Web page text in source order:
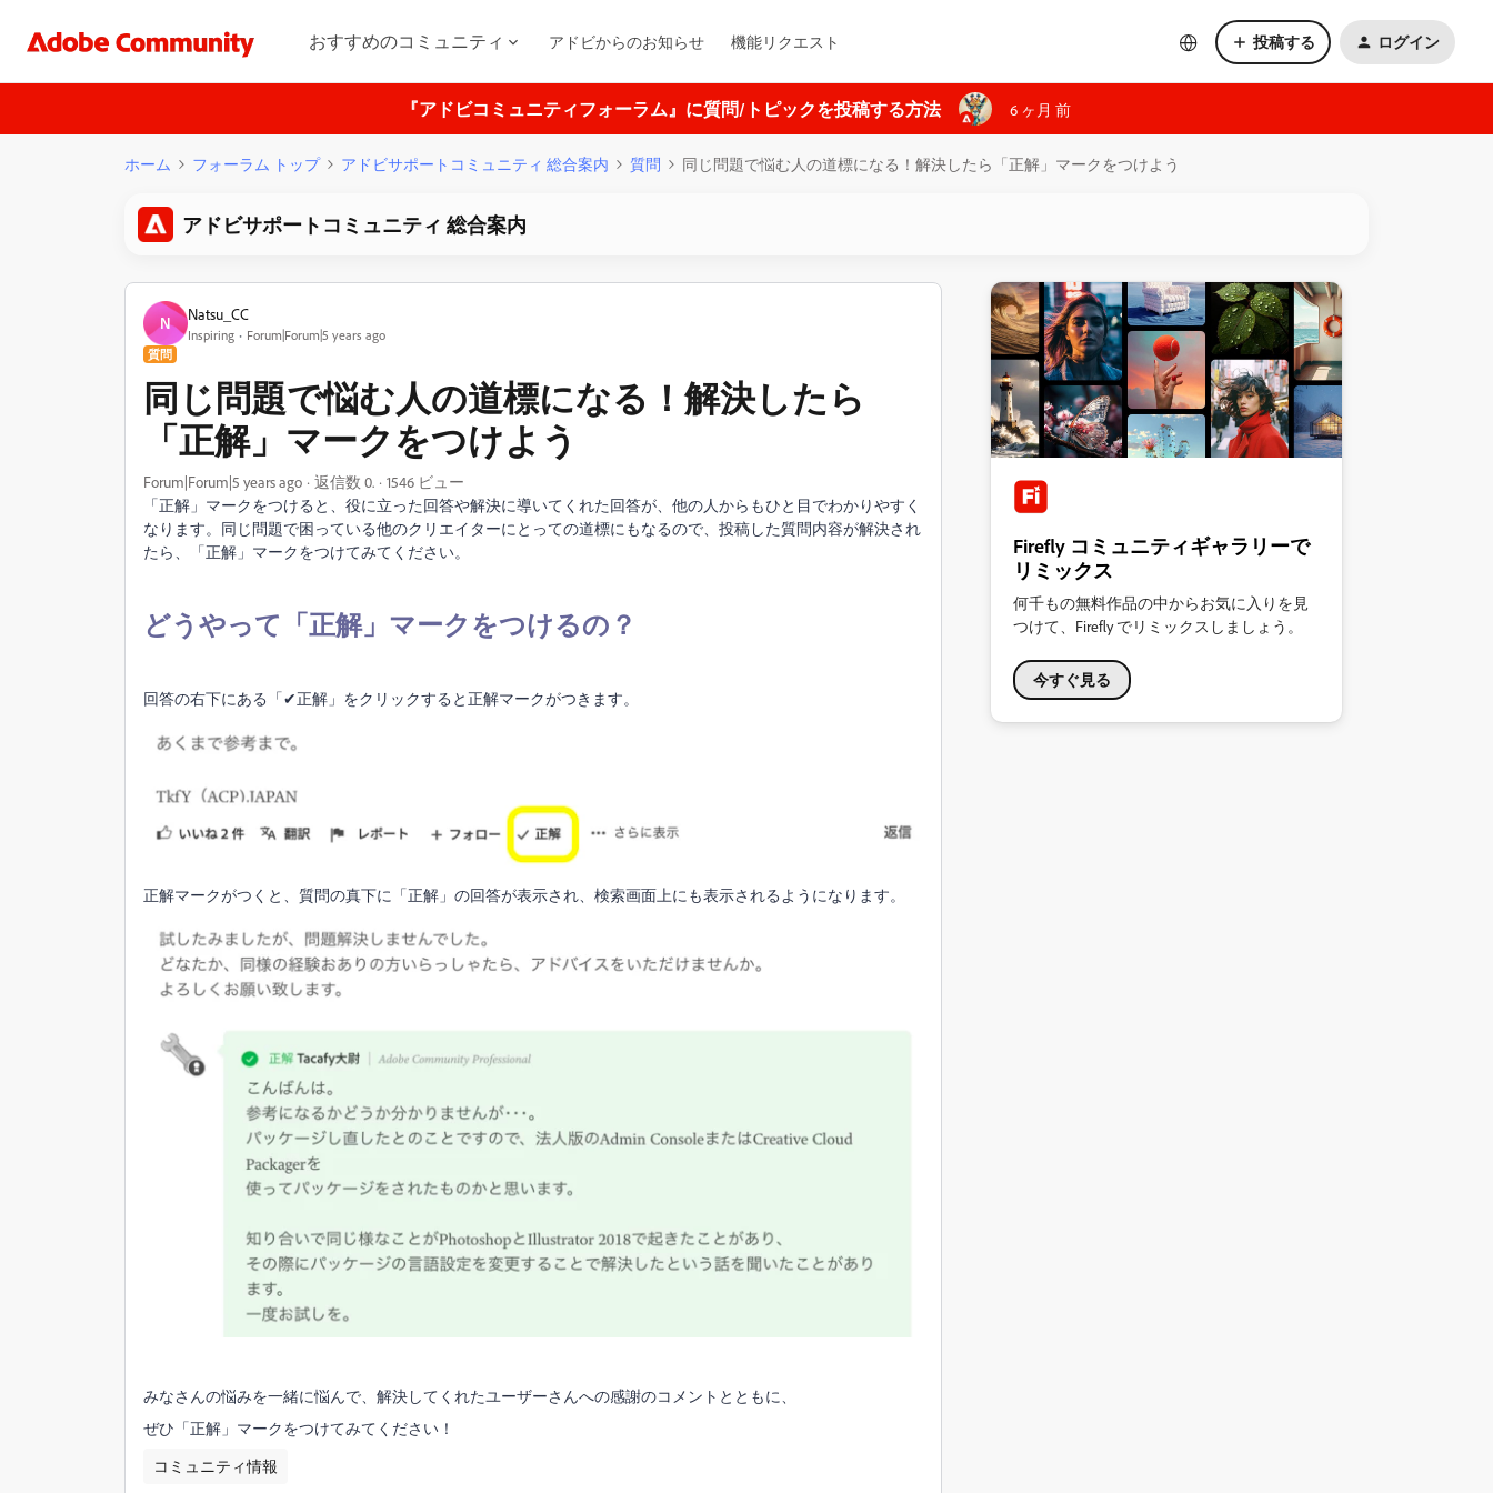
おすすめのコミュニティ アドビからのお知らせ 機能リクエスト 投稿する ログイン
『アドビコミュニティフォーラム』に質問/トピックを投稿する方法 6 ヶ月 前
ホーム フォーラム トップ アドビサポートコミュニティ 総合案内 質問 同じ問題で悩む人の道標になる！解決したら「正解」マークをつけよう
アドビサポートコミュニティ 総合案内
N Natsu_CC
Inspiring Forum|Forum|5 years ago
質問
同じ問題で悩む人の道標になる！解決したら
「正解」マークをつけよう
Forum|Forum|5 years ago 返信数 0.
1546 ビュー
「正解 」 マークをつけると、 役に立った回答や解決に導いてくれた回答が、他の人からもひと目でわかりやすく
なります。同じ問題で困っている他のクリエイターにとっての道標にもなるので、 投稿した質問内容が解決され
たら
、「正解 」 マークをつけてみてください。
どうやって 「正解」 マークをつけるの？
回答の右下にある「✔︎正解」をクリックすると正解マークがつきます。
正解マークがつくと、質問の真下に「正解」の回答が表示され、検索画面上にも表示されるようになります。
みなさんの悩みを一緒に悩んで、解決してくれたユーザーさんへの感謝のコメントとともに、
ぜひ「正解」マークをつけてみてください！
コミュニティ情報
Firefly コミュニティギャラリーで
リミックス
何千もの無料作品の中からお気に入りを見
つけて、Firefly でリミックスしましょう。
今すぐ見る